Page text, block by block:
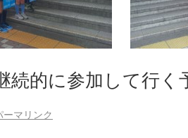
続的に参加して行く
ーマリンク